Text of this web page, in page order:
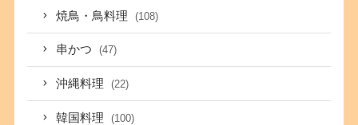
焼鳥・鳥料理 (108)
串かつ (47)
沖縄料理 (22)
韓国料理 (100)